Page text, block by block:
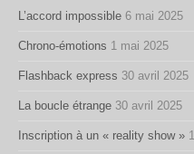
L’accord impossible 6 mai 2025
Chrono-émotions 1 mai 2025
Flashback express 30 avril 2025
La boucle étrange 30 avril 2025
Inscription à un « reality show »